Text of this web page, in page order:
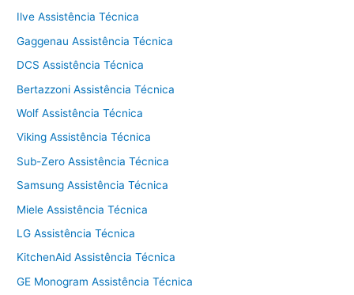
Ilve Assistência Técnica
Gaggenau Assistência Técnica
DCS Assistência Técnica
Bertazzoni Assistência Técnica
Wolf Assistência Técnica
Viking Assistência Técnica
Sub-Zero Assistência Técnica
Samsung Assistência Técnica
Miele Assistência Técnica
LG Assistência Técnica
KitchenAid Assistência Técnica
GE Monogram Assistência Técnica